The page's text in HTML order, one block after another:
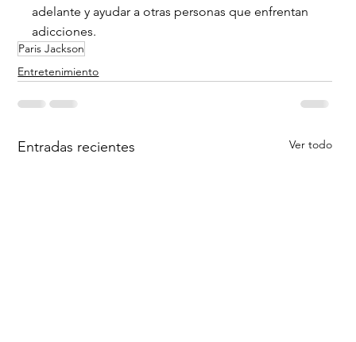
adelante y ayudar a otras personas que enfrentan
adicciones.
Paris Jackson
Entretenimiento
Entradas recientes Ver todo